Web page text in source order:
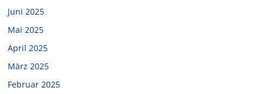
Juni 2025
Mai 2025
April 2025
März 2025
Februar 2025